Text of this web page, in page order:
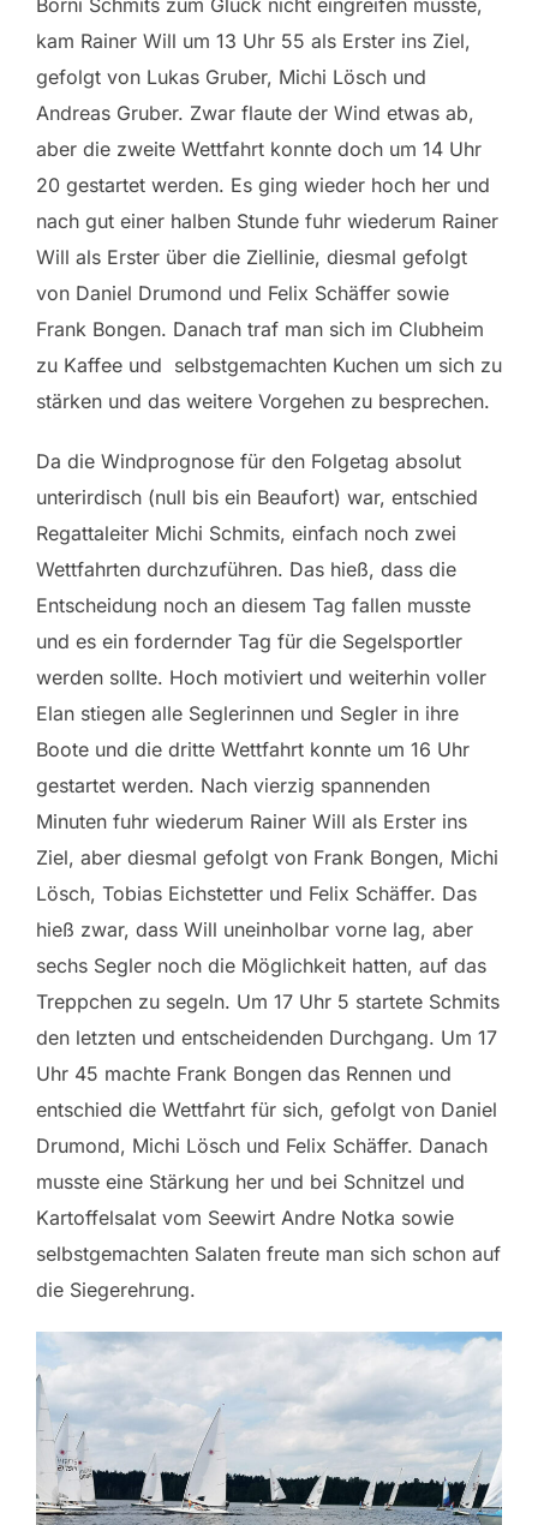
kam Rainer Will um 13 Uhr 55 als Erster ins Ziel,
gefolgt von Lukas Gruber, Michi Lösch und
Andreas Gruber. Zwar flaute der Wind etwas ab,
aber die zweite Wettfahrt konnte doch um 14 Uhr
20 gestartet werden. Es ging wieder hoch her und
nach gut einer halben Stunde fuhr wiederum Rainer
Will als Erster über die Ziellinie, diesmal gefolgt
von Daniel Drumond und Felix Schäffer sowie
Frank Bongen. Danach traf man sich im Clubheim
zu Kaffee und selbstgemachten Kuchen um sich zu
stärken und das weitere Vorgehen zu besprechen.
Da die Windprognose für den Folgetag absolut
unterirdisch (null bis ein Beaufort) war, entschied
Regattaleiter Michi Schmits, einfach noch zwei
Wettfahrten durchzuführen. Das hieß, dass die
Entscheidung noch an diesem Tag fallen musste
und es ein fordernder Tag für die Segelsportler
werden sollte. Hoch motiviert und weiterhin voller
Elan stiegen alle Seglerinnen und Segler in ihre
Boote und die dritte Wettfahrt konnte um 16 Uhr
gestartet werden. Nach vierzig spannenden
Minuten fuhr wiederum Rainer Will als Erster ins
Ziel, aber diesmal gefolgt von Frank Bongen, Michi
Lösch, Tobias Eichstetter und Felix Schäffer. Das
hieß zwar, dass Will uneinholbar vorne lag, aber
sechs Segler noch die Möglichkeit hatten, auf das
Treppchen zu segeln. Um 17 Uhr 5 startete Schmits
den letzten und entscheidenden Durchgang. Um 17
Uhr 45 machte Frank Bongen das Rennen und
entschied die Wettfahrt für sich, gefolgt von Daniel
Drumond, Michi Lösch und Felix Schäffer. Danach
musste eine Stärkung her und bei Schnitzel und
Kartoffelsalat vom Seewirt Andre Notka sowie
selbstgemachten Salaten freute man sich schon auf
die Siegerehrung.